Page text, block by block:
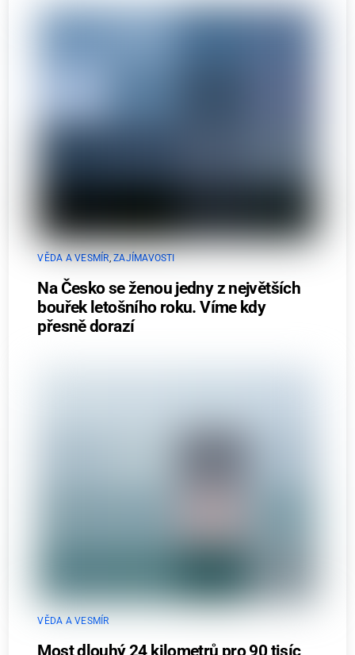
VĚDA A VESMÍR,ZAJÍMAVOSTI
Na Česko se ženou jedny z největších
bouřek letošního roku. Víme kdy
přesně dorazí
VĚDA A VESMÍR
Most dlouhý 24 kilometrů pro 90 tisíc